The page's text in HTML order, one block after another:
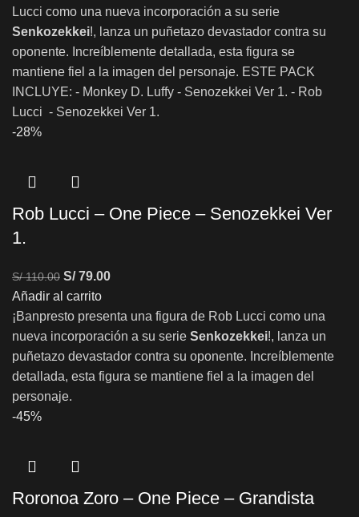
Lucci como una nueva incorporación a su serie
Senkozekkei!, lanza un puñetazo devastador contra su
oponente. Increíblemente detallada, esta figura se
mantiene fiel a la imagen del personaje. ESTE PACK
INCLUYE: - Monkey D. Luffy - Senozekkei Ver 1. - Rob
Lucci - Senozekkei Ver 1.
-28%
Rob Lucci – One Piece – Senozekkei Ver
1.
S/110.00 S/79.00
Añadir al carrito
¡Banpresto presenta una figura de Rob Lucci como una
nueva incorporación a su serie Senkozekkei!, lanza un
puñetazo devastador contra su oponente. Increíblemente
detallada, esta figura se mantiene fiel a la imagen del
personaje.
-45%
Roronoa Zoro – One Piece – Grandista